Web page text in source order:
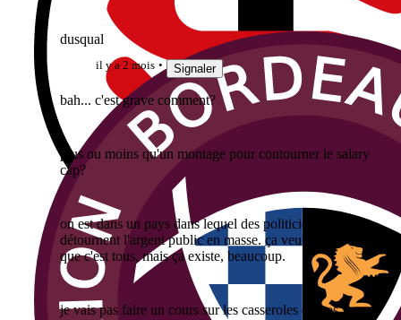
dusqual
il y a 2 mois Signaler
bah... c'est grave comment?
plus ou moins qu'un montage pour contourner le salary
cap?
on est dans un pays dans lequel des politiciens
détournent l'argent public en masse. ça veut pas dire
que c'est tous, mais ça existe, beaucoup.
je vais pas faire un cours sur les casseroles de nos